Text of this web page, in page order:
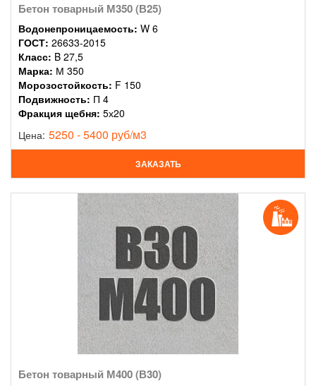
Бетон товарный М350 (В25)
Водонепроницаемость: W 6
ГОСТ: 26633-2015
Класс: B 27,5
Марка: М 350
Морозостойкость: F 150
Подвижность: П 4
Фракция щебня: 5х20
Цена: 5250 - 5400 руб/м3
ЗАКАЗАТЬ
Бетон товарный М400 (В30)